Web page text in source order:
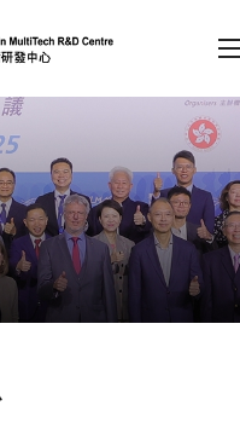
）
會員登入
EN 繁 简